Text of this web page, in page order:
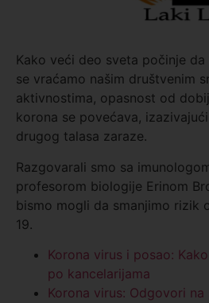
Kako veći deo sveta počinje
se vraćamo našim društvenim
aktivnostima, opasnost od
korona se povećava,
drugog talasa zaraze.
Razgovarali smo sa
profesorom biologije Erinom
bismo mogli da smanjimo rizik
19.
Korona virus i posao:
po kancelarijama
Korona virus: Odgovori